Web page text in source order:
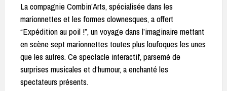
La compagnie Combin’Arts, spécialisée dans les
marionnettes et les formes clownesques, a offert
“Expédition au poil !”, un voyage dans l’imaginaire mettant
en scène sept marionnettes toutes plus loufoques les unes
que les autres. Ce spectacle interactif, parsemé de
surprises musicales et d’humour, a enchanté les
spectateurs présents.